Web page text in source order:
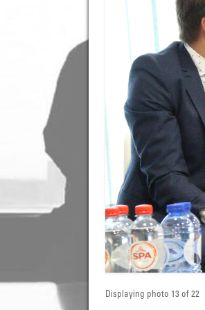
Displaying photo 13 of 22